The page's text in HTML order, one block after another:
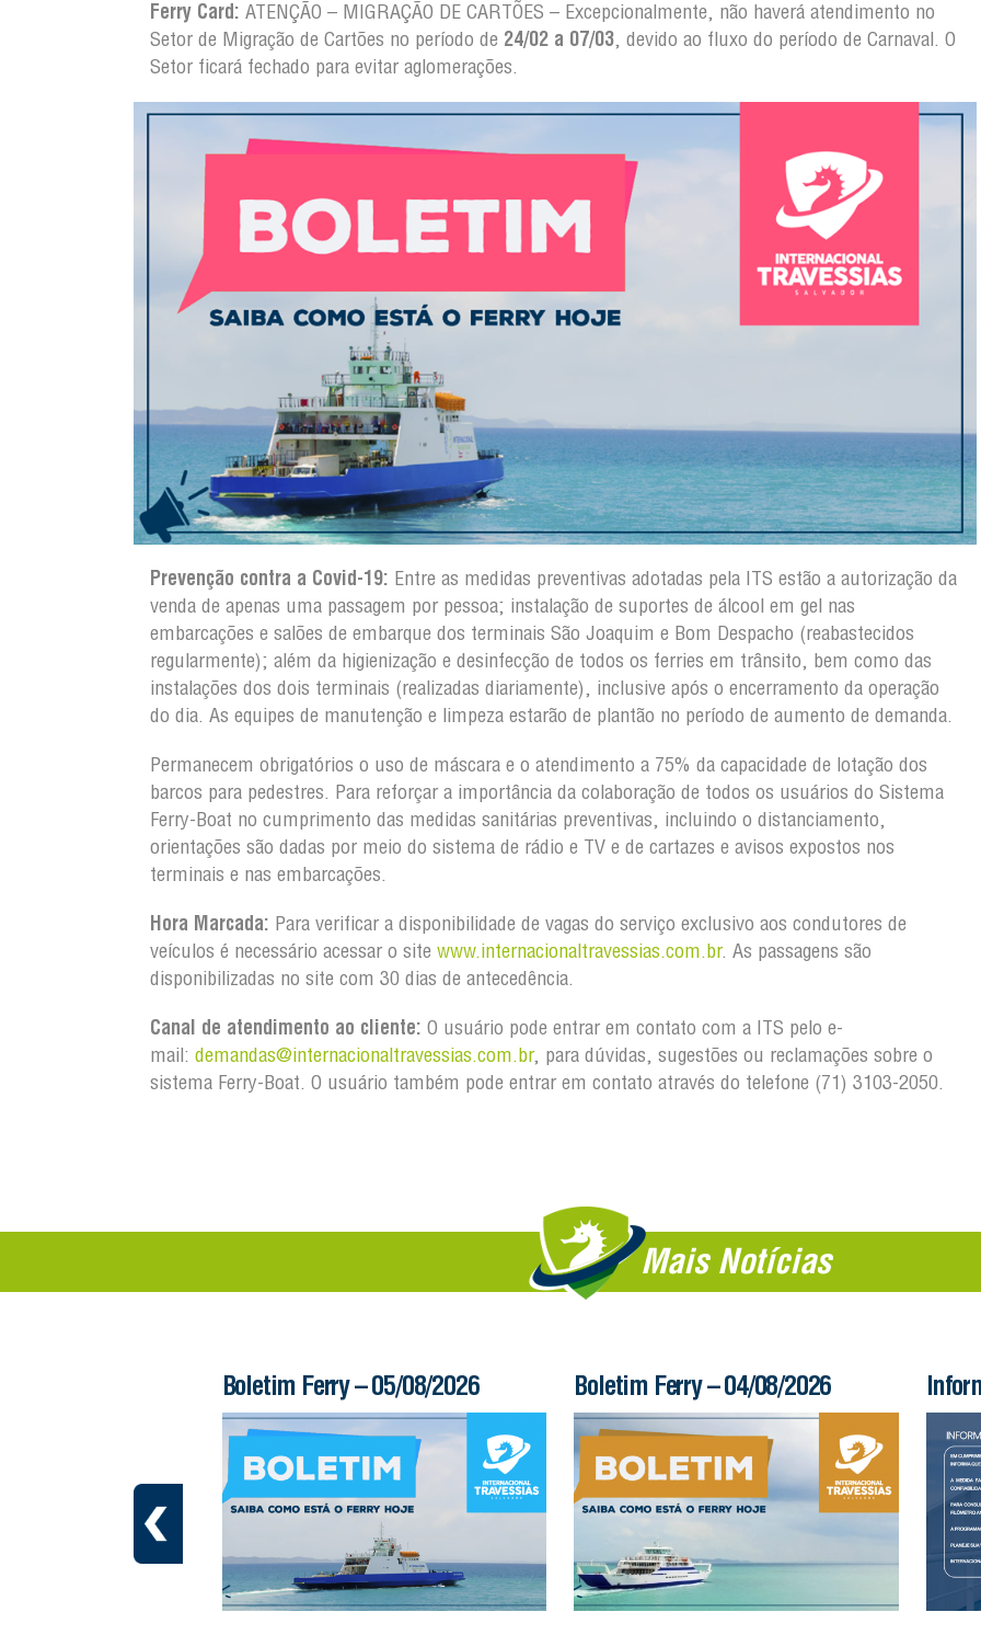
Ferry Card: ATENÇÃO – MIGRAÇÃO DE CARTÕES – Excepcionalmente, não haverá atendimento no
Setor de Migração de Cartões no período de 24/02 a 07/03, devido ao fluxo do período de Carnaval. O
Setor ficará fechado para evitar aglomerações.
Prevenção contra a Covid-19: Entre as medidas preventivas adotadas pela ITS estão a autorização da
venda de apenas uma passagem por pessoa; instalação de suportes de álcool em gel nas
embarcações e salões de embarque dos terminais São Joaquim e Bom Despacho (reabastecidos
regularmente); além da higienização e desinfecção de todos os ferries em trânsito, bem como das
instalações dos dois terminais (realizadas diariamente), inclusive após o encerramento da operação
do dia. As equipes de manutenção e limpeza estarão de plantão no período de aumento de demanda.
Permanecem obrigatórios o uso de máscara e o atendimento a 75% da capacidade de lotação dos
barcos para pedestres. Para reforçar a importância da colaboração de todos os usuários do Sistema
Ferry-Boat no cumprimento das medidas sanitárias preventivas, incluindo o distanciamento,
orientações são dadas por meio do sistema de rádio e TV e de cartazes e avisos expostos nos
terminais e nas embarcações.
Hora Marcada: Para verificar a disponibilidade de vagas do serviço exclusivo aos condutores de
veículos é necessário acessar o site www.internacionaltravessias.com.br. As passagens são
disponibilizadas no site com 30 dias de antecedência.
Canal de atendimento ao cliente: O usuário pode entrar em contato com a ITS pelo e-
mail: demandas@internacionaltravessias.com.br, para dúvidas, sugestões ou reclamações sobre o
sistema Ferry-Boat. O usuário também pode entrar em contato através do telefone (71) 3103-2050.
Mais Notícias
Boletim Ferry – 05/08/2026 Boletim Ferry – 04/08/2026